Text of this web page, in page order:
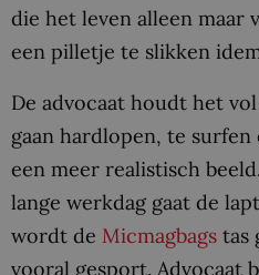
die het leven alleen maar
een pilletje te slikken
De advocaat houdt het
gaan hardlopen, te
een meer realistisch
lange werkdag gaat de
wordt de Micmagbags tas
vooral gesport. Advocaat